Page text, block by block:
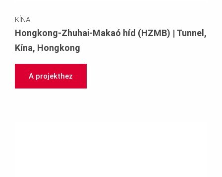
KÍNA
Hongkong-Zhuhai-Makaó híd (HZMB) | Tunnel,
Kína, Hongkong
A projekthez